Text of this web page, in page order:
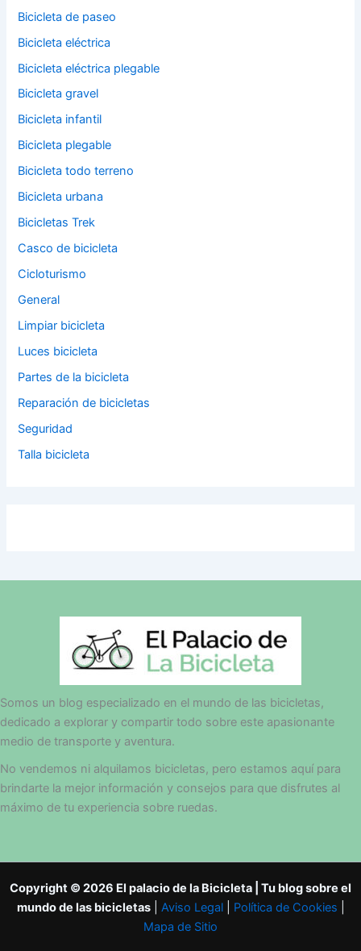
Bicicleta de paseo
Bicicleta eléctrica
Bicicleta eléctrica plegable
Bicicleta gravel
Bicicleta infantil
Bicicleta plegable
Bicicleta todo terreno
Bicicleta urbana
Bicicletas Trek
Casco de bicicleta
Cicloturismo
General
Limpiar bicicleta
Luces bicicleta
Partes de la bicicleta
Reparación de bicicletas
Seguridad
Talla bicicleta
Somos un blog especializado en el mundo de las bicicletas,
dedicado a explorar y compartir todo sobre este apasionante
medio de transporte y aventura.
No vendemos ni alquilamos bicicletas, pero estamos aquí para
brindarte la mejor información y consejos para que disfrutes al
máximo de tu experiencia sobre ruedas.
Copyright © 2026 El palacio de la Bicicleta | Tu blog sobre el
mundo de las bicicletas| Aviso Legal| Política de Cookies
Mapa de Sitio